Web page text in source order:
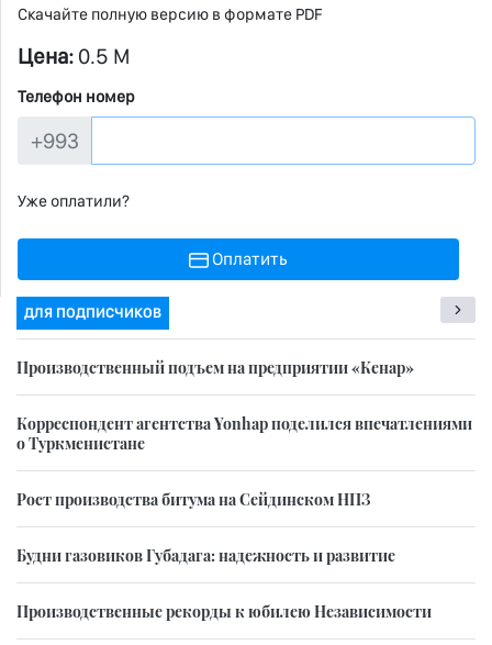
Скачайте полную версию в формате PDF
Цена: 0.5 M
Телефон номер
+993
Уже оплатили?
Оплатить
ДЛЯ ПОДПИСЧИКОВ
Производственный подъем на предприятии «Кенар»
Корреспондент агентства Yonhap поделился впечатлениями
о Туркменистане
Рост производства битума на Сейдинском НПЗ
Будни газовиков Губадага: надежность и развитие
Производственные рекорды к юбилею Независимости